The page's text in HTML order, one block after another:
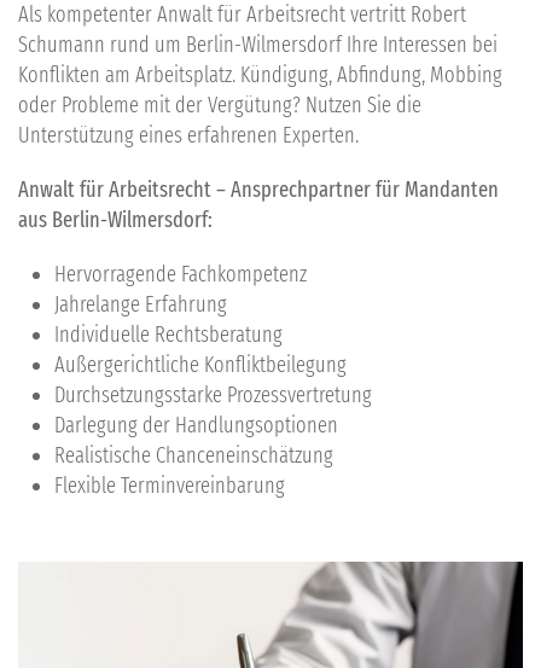
Als kompetenter Anwalt für Arbeitsrecht vertritt Robert
Schumann rund um Berlin-Wilmersdorf Ihre Interessen bei
Konflikten am Arbeitsplatz. Kündigung, Abfindung, Mobbing
oder Probleme mit der Vergütung? Nutzen Sie die
Unterstützung eines erfahrenen Experten.
Anwaltfür Arbeitsrecht – Ansprechpartner für Mandanten
aus Berlin-Wilmersdorf:
Hervorragende Fachkompetenz
Jahrelange Erfahrung
Individuelle Rechtsberatung
Außergerichtliche Konfliktbeilegung
Durchsetzungsstarke Prozessvertretung
Darlegung der Handlungsoptionen
Realistische Chanceneinschätzung
Flexible Terminvereinbarung